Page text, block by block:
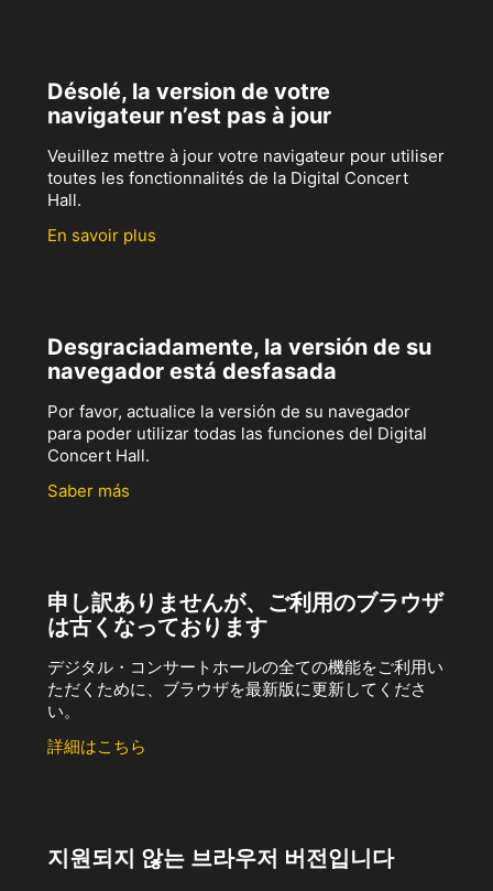
Désolé, la version de votre
navigateur n’est pas à jour
Veuillez mettre à jour votre navigateur pour utiliser
toutes les fonctionnalités de la Digital Concert
Hall.
En savoir plus
Desgraciadamente, la versión de su
navegador está desfasada
Por favor, actualice la versión de su navegador
para poder utilizar todas las funciones del Digital
Concert Hall.
Saber más
申し訳ありませんが、ご利用のブラウザ
は古くなっております
デジタル・コンサートホールの全ての機能をご利用い
ただくために、ブラウザを最新版に更新してくださ
い。
詳細はこちら
지원되지 않는 브라우저 버전입니다